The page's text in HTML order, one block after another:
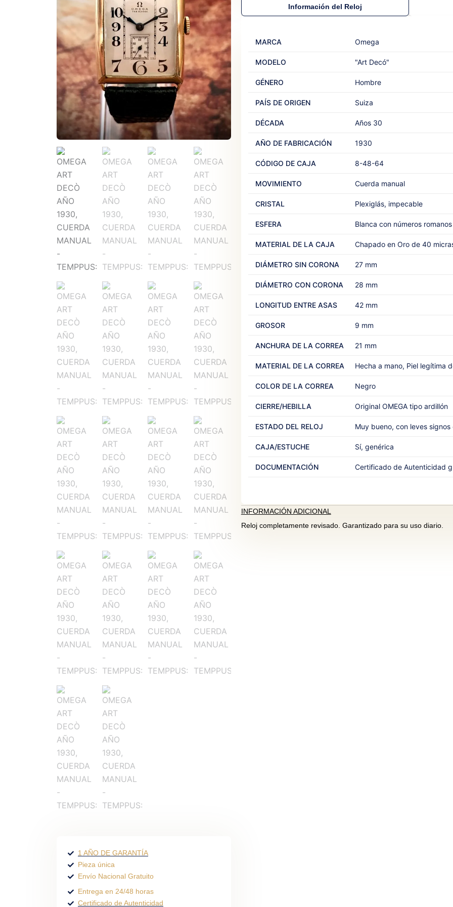
1 AÑO DE GARANTÍA
Pieza única
Envío Nacional Gratuito
Entrega en 24/48 horas
Certificado de Autenticidad
Información del Reloj
MARCA Omega
MODELO "Art Decó"
GÉNERO Hombre
PAÍS DE ORIGEN Suiza
DÉCADA Años 30
AÑO DE FABRICACIÓN 1930
CÓDIGO DE CAJA 8-48-64
MOVIMIENTO Cuerda manual
CRISTAL Plexiglás, impecable
ESFERA Blanca con números romanos
MATERIAL DE LA CAJA Chapado en Oro de 40
DIÁMETRO SIN CORONA 27 mm
DIÁMETRO CON CORONA 28 mm
LONGITUD ENTRE ASAS 42 mm
GROSOR 9 mm
ANCHURA DE LA CORREA 21 mm
MATERIAL DE LA CORREA Hecha a mano, Piel legítima
COLOR DE LA CORREA Negro
CIERRE/HEBILLA Original OMEGA tipo ardillón
ESTADO DEL RELOJ Muy bueno, con leves
CAJA/ESTUCHE Sí, genérica
DOCUMENTACIÓN Certificado de Autenticidad
INFORMACIÓN ADICIONAL
Reloj completamente revisado. Garantizado para su uso diario.